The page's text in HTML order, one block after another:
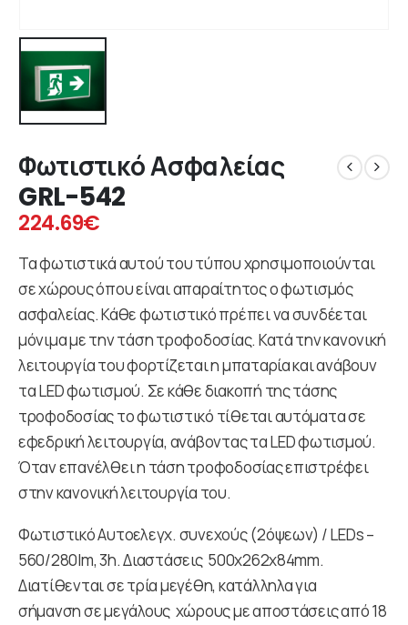
Φωτιστικό Ασφαλείας
GRL-542
224.69€
Τα φωτιστικά αυτού του τύπου χρησιμοποιούνται
σε χώρους όπου είναι απαραίτητος ο φωτισμός
ασφαλείας. Κάθε φωτιστικό πρέπει να συνδέεται
μόνιμα με την τάση τροφοδοσίας. Κατά την κανονική
λειτουργία του φορτίζεται η μπαταρία και ανάβουν
τα LED φωτισμού. Σε κάθε διακοπή της τάσης
τροφοδοσίας το φωτιστικό τίθεται αυτόματα σε
εφεδρική λειτουργία, ανάβοντας τα LED φωτισμού.
Όταν επανέλθει η τάση τροφοδοσίας επιστρέφει
στην κανονική λειτουργία του.
Φωτιστικό Αυτοελεγχ. συνεχούς (2όψεων) / LEDs –
560/280lm, 3h. Διαστάσεις 500x262x84mm.
Διατίθενται σε τρία μεγέθη, κατάλληλα για
σήμανση σε μεγάλους χώρους με αποστάσεις από 18